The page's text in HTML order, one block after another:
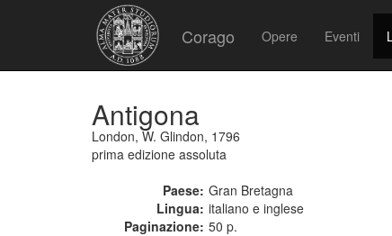
Corago Opere Eventi
Antigona
London, W. Glindon, 1796
prima edizione assoluta
Paese: Gran Bretagna
Lingua: italiano e inglese
Paginazione: 50 p.